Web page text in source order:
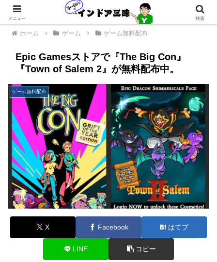
ホーム ゲーム ゲーム無料配布
Epic Gamesストアで『The Big Con』
『Town of Salem 2』が無料配布中。
ゲーム無料配布
X Facebook はてブ
LINE コピー
メニュー 検索